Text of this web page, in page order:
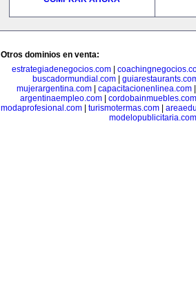
Otros dominios en venta:
estrategiadenegocios.com
buscadormundial.com|
mujerargentina.com| capacitacionenlinea.com|
argentinaempleo.com| cordobainmuebles.com
modaprofesional.com
turismotermas.com
modelopublicitaria.com